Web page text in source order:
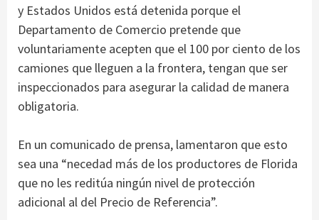
y Estados Unidos está detenida porque el
Departamento de Comercio pretende que
voluntariamente acepten que el 100 por ciento de los
camiones que lleguen a la frontera, tengan que ser
inspeccionados para asegurar la calidad de manera
obligatoria.
En un comunicado de prensa, lamentaron que esto
sea una “necedad más de los productores de Florida
que no les reditúa ningún nivel de protección
adicional al del Precio de Referencia”.